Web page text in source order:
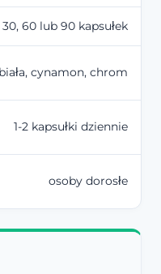
30, 60 lub 90 kapsułek
cynamon, chrom
1-2 kapsułki dziennie
osoby dorosłe